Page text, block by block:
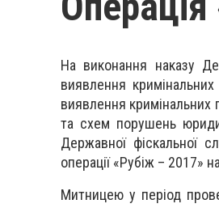
На виконання наказу
виявлення
виявлення кримінальних
та схем порушень
Державної фіскальної
операції «Рубіж – 2017»
Митницею у період